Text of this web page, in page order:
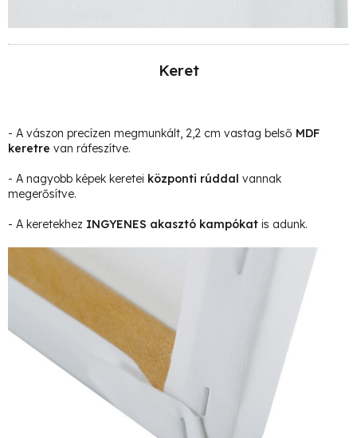
Keret
- A vászon precízen megmunkált, 2,2 cm vastag belső MDF
keretre van ráfeszítve.
- A nagyobb képek keretei központi rúddal vannak
megerősítve.
- A keretekhez INGYENES akasztó kampókat is adunk.